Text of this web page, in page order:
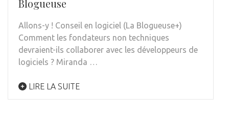
Blogueuse
Allons-y ! Conseil en logiciel (La Blogueuse+)
Comment les fondateurs non techniques
devraient-ils collaborer avec les développeurs de
logiciels ? Miranda …
LIRE LA SUITE